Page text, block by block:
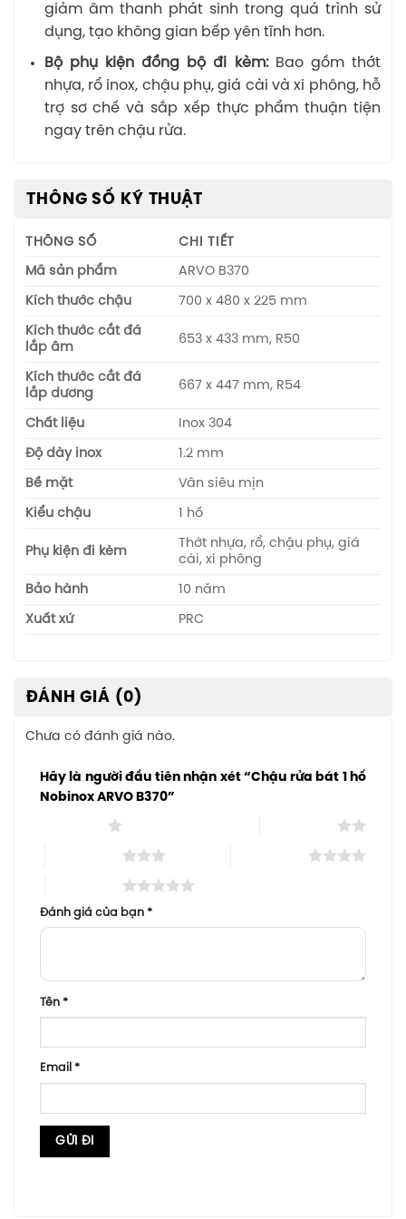
giảm âm thanh phát sinh trong quá trình sử
dụng, tạo không gian bếp yên tĩnh hơn.
Bộ phụ kiện đồng bộ đi kèm:Bao gồm thớt
nhựa, rổ inox, chậu phụ, giá cài và xi phông, hỗ
trợ sơ chế và sắp xếp thực phẩm thuận tiện
ngay trên chậu rửa.
THÔNG SỐ KỸ THUẬT
THÔNG SỐ
CHI TIẾT
Mã sản phẩm
ARVO B370
Kích thước chậu 700 x 480 x 225 mm
Kích thước cắt đá
lắp âm
653 x 433 mm, R50
Kích thước cắt đá
lắp dương
667 x 447 mm, R54
Chất liệu Inox 304
Độ dày inox 1.2 mm
Bề mặt Vân siêu mịn
Kiểu chậu 1 hố
Phụ kiện đi kèm
Thớt nhựa, rổ, chậu phụ, giá
cài, xi phông
Bảo hành 10 năm
Xuất xứ PRC
ĐÁNH GIÁ (0)
Chưa có đánh giá nào.
Hãy là người đầu tiên nhận xét “Chậu rửa bát 1 hố
Nobinox ARVO B370”
Đánh giá của bạn *
Tên *
Email *